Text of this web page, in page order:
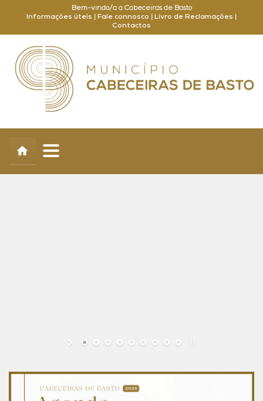
Bem-vindo/a a Cabeceiras de Basto
Informações úteis
Fale connosco Livro de Reclamações
Contactos